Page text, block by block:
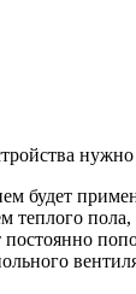
будет
теплого